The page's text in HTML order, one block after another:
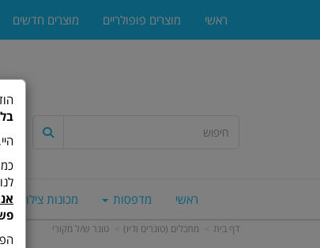
ראשי מדפסות מכונות צילום
ראשי מוצרים פופולריים מוצרים חדשים
דף בית מתכלים (טונרים ודיו) טונר ש/ל מקורי